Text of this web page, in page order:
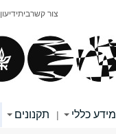
צור קשרביתידיעון
מידע כללי | תקנונים